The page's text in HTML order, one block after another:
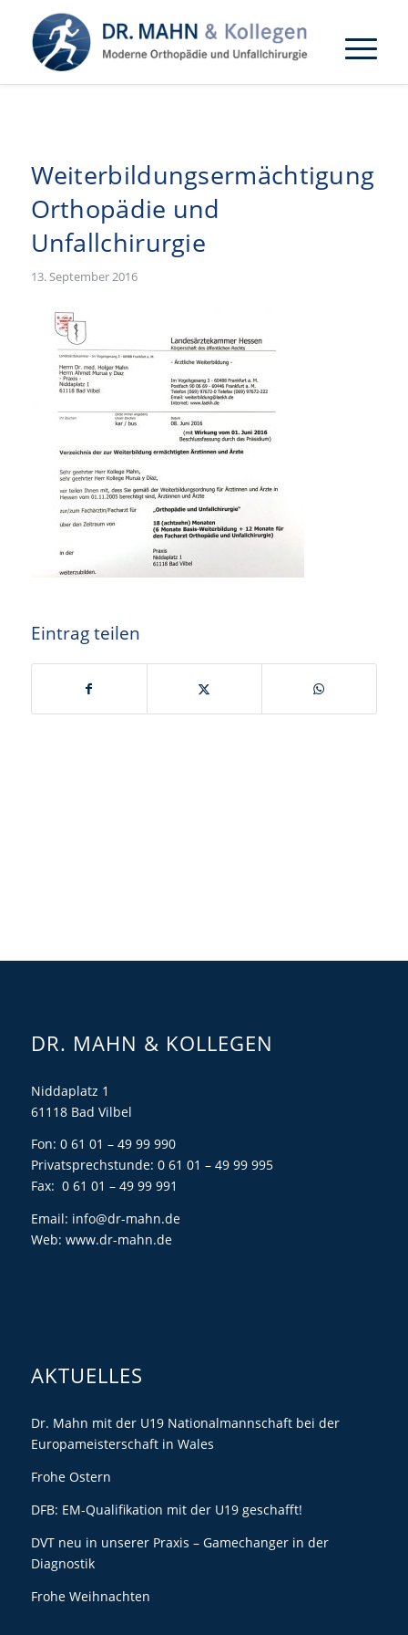
Weiterbildungsermächtigung
Orthopädie und
Unfallchirurgie
13. September 2016
Eintrag teilen
DR. MAHN & KOLLEGEN
Niddaplatz 1
61118 Bad Vilbel
Fon: 0 61 01 – 49 99 990
Privatsprechstunde: 0 61 01 – 49 99 995
Fax: 0 61 01 – 49 99 991
Email: info@dr-mahn.de
Web: www.dr-mahn.de
AKTUELLES
Dr. Mahn mit der U19 Nationalmannschaft bei der
Europameisterschaft in Wales
Frohe Ostern
DFB: EM-Qualifikation mit der U19 geschafft!
DVT neu in unserer Praxis – Gamechanger in der
Diagnostik
Frohe Weihnachten